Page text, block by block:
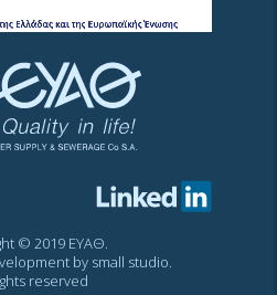
© 2019 ΕΥΑΘ.
by small studio.
reserved